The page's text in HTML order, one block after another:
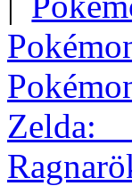
Zelda: